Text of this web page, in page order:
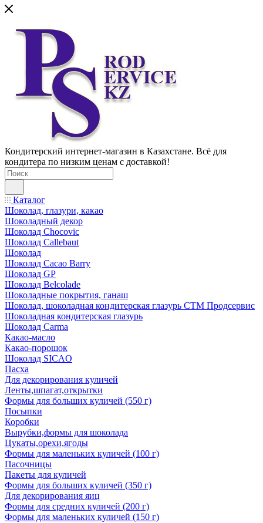
Кондитерский интернет-магазин в Казахстане. Всё для
кондитера по низким ценам с доставкой!
Каталог
Шоколад, глазури, какао
Шоколадный декор
Шоколад Chocovic
Шоколад Callebaut
Шоколад
Шоколад Cacao Barry
Шоколад GP
Шоколад Belcolade
Шоколадные покрытия, ганаш
Шоколад, шоколадная кондитерская глазурь СТМ Продсервис
Шоколадная кондитерская глазурь
Шоколад Carma
Какао-масло
Какао-порошок
Шоколад SICAO
Пасха
Для декорирования куличей
Ленты,шпагат,открытки
Формы для больших куличей (550 г)
Посыпки
Коробки
Вырубки,формы для шоколада
Цукаты,орехи,ягоды
Формы для маленьких куличей (100 г)
Пасочницы
Пакеты для куличей
Формы для больших куличей (350 г)
Для декорирования яиц
Формы для средних куличей (200 г)
Формы для маленьких куличей (150 г)